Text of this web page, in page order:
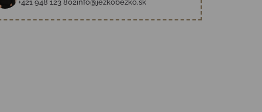
+421 948 123 802info@jezkobezko.sk